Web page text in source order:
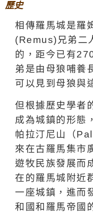
歷史
相傳羅馬城是羅
(Remus)兄弟二
的，距今已有
弟是由母狼哺養
可以見到母狼與
但根據歷史學者
成為城鎮的形態
帕拉汀尼山（
來在古羅馬集市
遊牧民族發展而
在的羅馬城附近
一座城鎮，進而
和國和羅馬帝國